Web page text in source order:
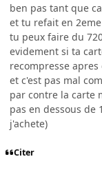
ben pas tant que
et tu refait en
tu peux faire du
evidement si ta
recompresse
et c'est pas mal
par contre la carte
pas en dessous de
j'achete)
Citer